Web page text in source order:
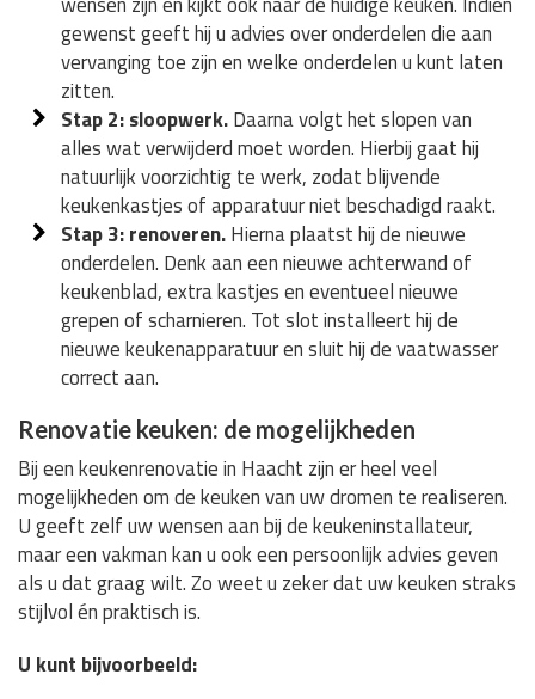
gewenst geeft hij u advies over onderdelen die aan
vervanging toe zijn en welke onderdelen u kunt laten
zitten.
Stap 2: sloopwerk.Daarna volgt het slopen van
alles wat verwijderd moet worden. Hierbij gaat hij
natuurlijk voorzichtig te werk, zodat blijvende
keukenkastjes of apparatuur niet beschadigd raakt.
Stap 3: renoveren.Hierna plaatst hij de nieuwe
onderdelen. Denk aan een nieuwe achterwand of
keukenblad, extra kastjes en eventueel nieuwe
grepen of scharnieren. Tot slot installeert hij de
nieuwe keukenapparatuur en sluit hij de vaatwasser
correct aan.
Renovatie keuken: de mogelijkheden
Bij een keukenrenovatie in Haacht zijn er heel veel
mogelijkheden om de keuken van uw dromen te realiseren.
U geeft zelf uw wensen aan bij de keukeninstallateur,
maar een vakman kan u ook een persoonlijk advies geven
als u dat graag wilt. Zo weet u zeker dat uw keuken straks
stijlvol én praktisch is.
U kunt bijvoorbeeld: